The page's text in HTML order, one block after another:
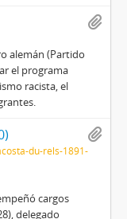
alemán (Partido
el programa
racista, el
du-rels-1891-
cargos
delegado